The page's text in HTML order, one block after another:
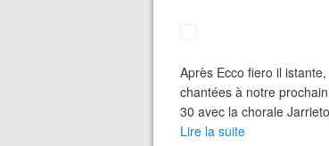
Après Ecco fiero il
chantées à notre
30 avec la chorale
Lire la suite